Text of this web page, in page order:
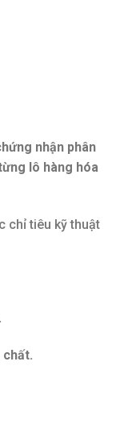
nhận phân
lô hàng hóa
chỉ tiêu kỹ thuật
chất.